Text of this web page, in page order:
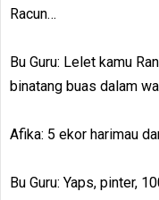
Racun…
Bu Guru: Lelet kamu
binatang buas dalam
Afika: 5 ekor harimau
Bu Guru: Yaps, pinter,